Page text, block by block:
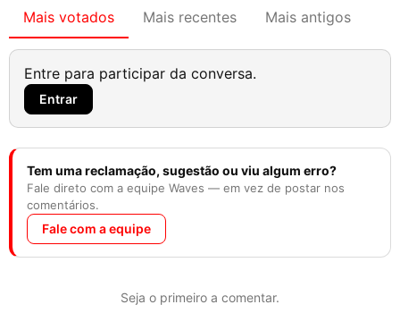
Mais votados Mais recentes Mais antigos
Entre para participar da conversa.
Entrar
Tem uma reclamação, sugestão ou viu algum erro?
Fale direto com a equipe Waves — em vez de postar nos
comentários.
Fale com a equipe
Seja o primeiro a comentar.